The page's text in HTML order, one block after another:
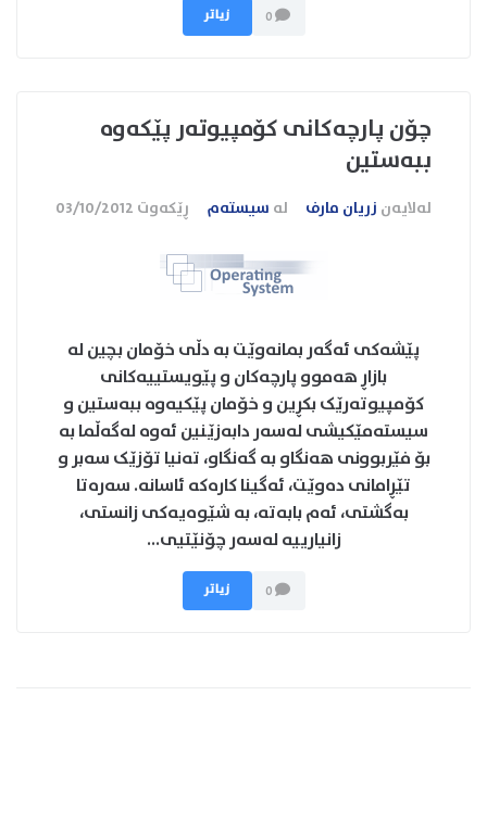
زیاتر
چۆن پارچەکانی کۆمپیوتەر پێکەوە
ببەستین
لەلایەن زریان مارف لە سیستەم ڕێکەوت 03/10/2012
پێشەکی ئەگەر بمانەوێت بە دڵی خۆمان بچین لە
بازاڕ هەموو پارچەکان و پێویستییەکانی
کۆمپیوتەرێک بکڕین و خۆمان پێکیەوە ببەستین و
سیستەمێکیشی لەسەر دابەزێنین ئەوە لەگەڵما بە
بۆ فێربوونی هەنگاو بە گەنگاو، تەنیا تۆزێک سەبر و
تێڕامانی دەوێت، ئەگینا کارەکە ئاسانە. سەرەتا
بەگشتی، ئەم بابەتە، بە شێوەیەکی زانستی،
زانیارییە لەسەر چۆنێتیی...
زیاتر